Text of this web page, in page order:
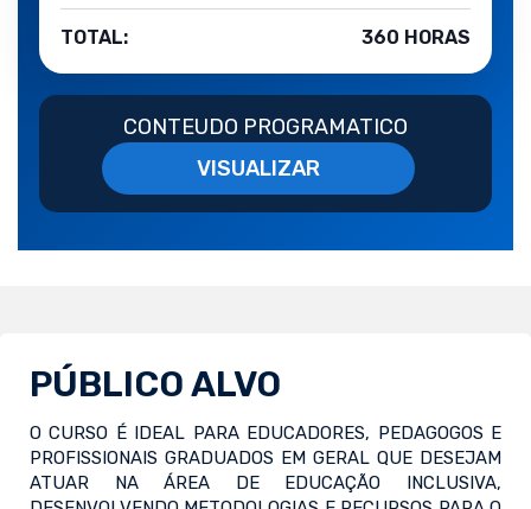
TOTAL: 360 HORAS
CONTEUDO PROGRAMATICO
VISUALIZAR
PÚBLICO ALVO
O CURSO É IDEAL PARA EDUCADORES, PEDAGOGOS E
PROFISSIONAIS GRADUADOS EM GERAL QUE DESEJAM
ATUAR NA ÁREA DE EDUCAÇÃO INCLUSIVA,